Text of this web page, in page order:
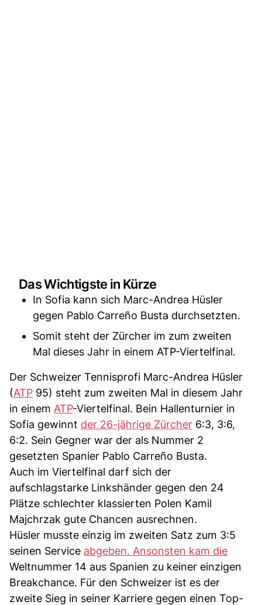
Das Wichtigste in Kürze
In Sofia kann sich Marc-Andrea Hüsler
gegen Pablo Carreño Busta durchsetzten.
Somit steht der Zürcher im zum zweiten
Mal dieses Jahr in einem ATP-Viertelfinal.
Der Schweizer Tennisprofi Marc-Andrea Hüsler
(ATP 95) steht zum zweiten Mal in diesem Jahr
in einem ATP-Viertelfinal. Bein Hallenturnier in
Sofia gewinnt der 26-jährige Zürcher 6:3, 3:6,
6:2. Sein Gegner war der als Nummer 2
gesetzten Spanier Pablo Carreño Busta.
Auch im Viertelfinal darf sich der
aufschlagstarke Linkshänder gegen den 24
Plätze schlechter klassierten Polen Kamil
Majchrzak gute Chancen ausrechnen.
Hüsler musste einzig im zweiten Satz zum 3:5
seinen Service abgeben. Ansonsten kam die
Weltnummer 14 aus Spanien zu keiner einzigen
Breakchance. Für den Schweizer ist es der
zweite Sieg in seiner Karriere gegen einen Top-